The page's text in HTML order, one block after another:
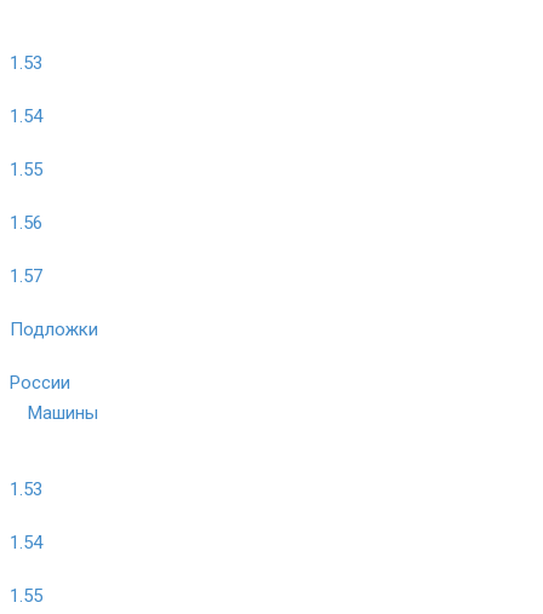
1.53
1.54
1.55
1.56
1.57
Подложки
России
Машины
1.53
1.54
1.55